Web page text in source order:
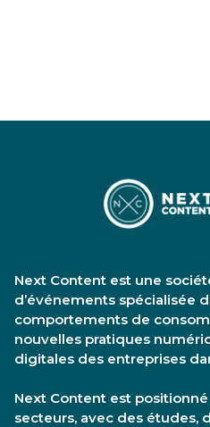
Next Content est une
d’événements spécialisée
comportements de
nouvelles pratiques
digitales des entreprises
Next Content est
secteurs, avec des études,